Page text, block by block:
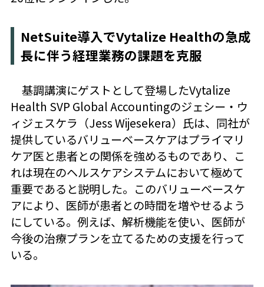
NetSuite導入でVytalize Healthの急成
長に伴う経理業務の課題を克服
基調講演にゲストとして登場したVytalize
Health SVP Global Accountingのジェシー・ウ
ィジェスケラ（Jess Wijesekera）氏は、同社が
提供しているバリューベースケアはプライマリ
ケア医と患者との関係を強めるものであり、こ
れは現在のヘルスケアシステムにおいて極めて
重要であると説明した。このバリューベースケ
アにより、医師が患者との時間を増やせるよう
にしている。例えば、解析機能を使い、医師が
今後の治療プランを立てるための支援を行って
いる。